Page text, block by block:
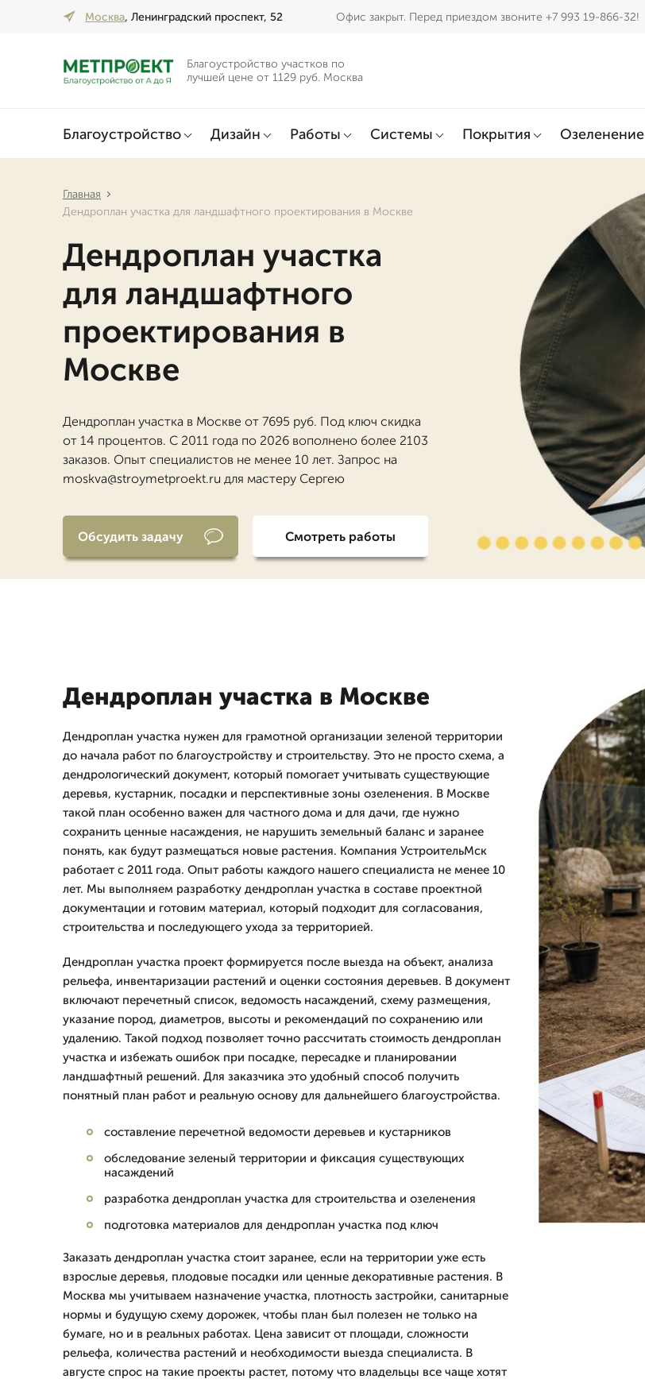
Москва, Ленинградский проспект, 52 Офис закрыт. Перед приездом звоните +7 993 19-866-32!
Благоустройство участков по
лучшей цене от 1129 руб. Москва
Благоустройство Дизайн Работы Системы Покрытия Озеленение
Главная
Дендроплан участка для ландшафтного проектирования в Москве
Дендроплан участка
для ландшафтного
проектирования в
Москве
Дендроплан участка в Москве от 7695 руб. Под ключ скидка
от 14 процентов. С 2011 года по 2026 вополнено более 2103
заказов. Опыт специалистов не менее 10 лет. Запрос на
moskva@stroymetproekt.ru для мастеру Сергею
Обсудить задачу Смотреть работы
Дендроплан участка в Москве
Дендроплан участка нужен для грамотной организации зеленой территории
до начала работ по благоустройству и строительству. Это не просто схема, а
дендрологический документ, который помогает учитывать существующие
деревья, кустарник, посадки и перспективные зоны озеленения. В Москве
такой план особенно важен для частного дома и для дачи, где нужно
сохранить ценные насаждения, не нарушить земельный баланс и заранее
понять, как будут размещаться новые растения. Компания УстроительМск
работает с 2011 года. Опыт работы каждого нашего специалиста не менее 10
лет. Мы выполняем разработку дендроплан участка в составе проектной
документации и готовим материал, который подходит для согласования,
строительства и последующего ухода за территорией.
Дендроплан участка проект формируется после выезда на объект, анализа
рельефа, инвентаризации растений и оценки состояния деревьев. В документ
включают перечетный список, ведомость насаждений, схему размещения,
указание пород, диаметров, высоты и рекомендаций по сохранению или
удалению. Такой подход позволяет точно рассчитать стоимость дендроплан
участка и избежать ошибок при посадке, пересадке и планировании
ландшафтный решений. Для заказчика это удобный способ получить
понятный план работ и реальную основу для дальнейшего благоустройства.
составление перечетной ведомости деревьев и кустарников
обследование зеленый территории и фиксация существующих
насаждений
разработка дендроплан участка для строительства и озеленения
подготовка материалов для дендроплан участка под ключ
Заказать дендроплан участка стоит заранее, если на территории уже есть
взрослые деревья, плодовые посадки или ценные декоративные растения. В
Москва мы учитываем назначение участка, плотность застройки, санитарные
нормы и будущую схему дорожек, чтобы план был полезен не только на
бумаге, но и в реальных работах. Цена зависит от площади, сложности
рельефа, количества растений и необходимости выезда специалиста. В
августе спрос на такие проекты растет, потому что владельцы все чаще хотят